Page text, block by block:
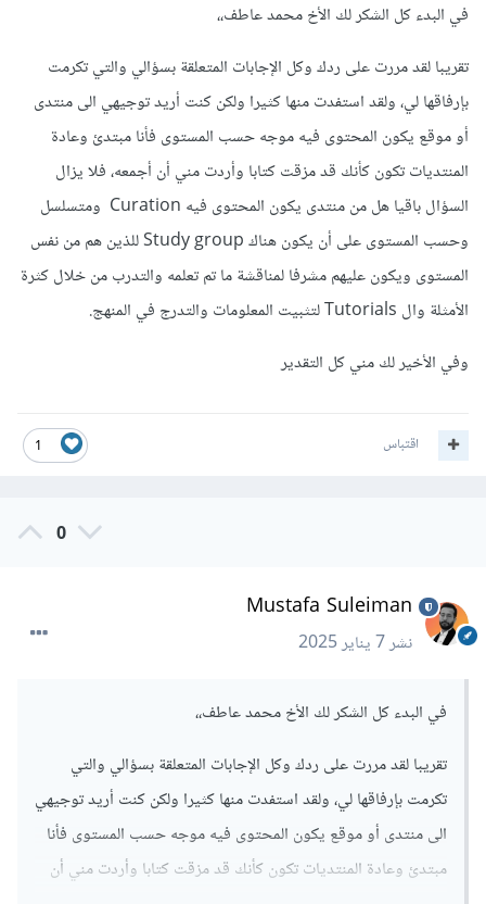
يمكنك قراءة المقالات التالية لتفاصيل اكثر حول كيفية تعلم البرمجة:
في البدء كل الشكر لك الأخ محمد عاطف،،
تقريبا لقد مررت على ردك وكل الإجابات المتعلقة بسؤالي والتي تكرمت
بإرفاقها لي، ولقد استفدت منها كثيرا ولكن كنت أريد توجيهي الى منتدى
أو موقع يكون المحتوى فيه موجه حسب المستوى فأنا مبتدئ وعادة
المنتديات تكون كأنك قد مزقت كتابا وأردت مني أن أجمعه، فلا يزال
السؤال باقيا هل من منتدى يكون المحتوى فيه Curation ومتسلسل
وحسب المستوى على أن يكون هناك Study group للذين هم من نفس
المستوى ويكون عليهم مشرفا لمناقشة ما تم تعلمه والتدرب من خلال كثرة
الأمثلة وال Tutorials لتثبيت المعلومات والتدرج في المنهج.
وفي الأخير لك مني كل التقدير
1 اقتباس
0
Mustafa Suleiman
نشر7 يناير 2025
في البدء كل الشكر لك الأخ محمد عاطف،،
تقريبا لقد مررت على ردك وكل الإجابات المتعلقة بسؤالي والتي
تكرمت بإرفاقها لي، ولقد استفدت منها كثيرا ولكن كنت أريد توجيهي
الى منتدى أو موقع يكون المحتوى فيه موجه حسب المستوى فأنا
مبتدئ وعادة المنتديات تكون كأنك قد مزقت كتابا وأردت مني أن